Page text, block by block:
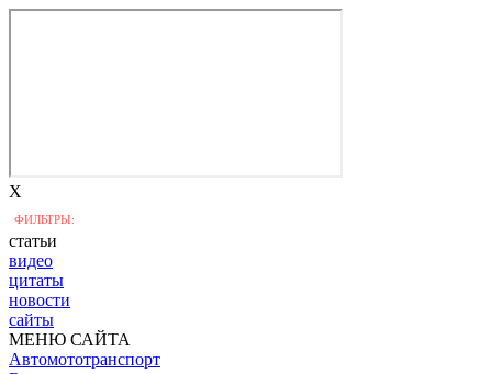
X
ФИЛЬТРЫ:
статьи
видео
цитаты
новости
сайты
МЕНЮ САЙТА
Автомототранспорт